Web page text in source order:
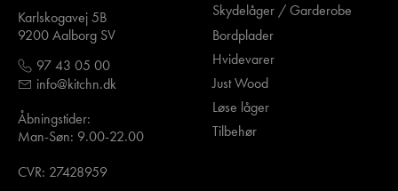
Karlskogavej 5B
9200 Aalborg SV
97 43 05 00
info@kitchn.dk
Åbningstider:
Man-Søn: 9.00-22.00
CVR: 27428959
Skydelåger / Garderobe
Bordplader
Hvidevarer
Just Wood
Løse låger
Tilbehør